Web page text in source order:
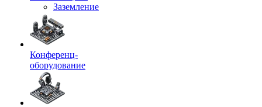
Заземление
Конференц-
оборудование